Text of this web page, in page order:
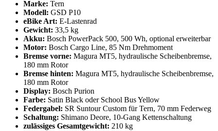
Marke: Tern
Modell: GSD P10
eBike Art: E-Lastenrad
Gewicht: 33,5 kg
Akku: Bosch PowerPack 500, 500 Wh, optional erweiterbar
Motor: Bosch Cargo Line, 85 Nm Drehmoment
Bremse vorne: Magura MT5, hydraulische Scheibenbremse,
180 mm Rotor
Bremse hinten: Magura MT5, hydraulische Scheibenbremse,
180 mm Rotor
Display: Bosch Purion
Farbe: Satin Black oder School Bus Yellow
Federgabel: SR Suntour Custom für Tern, 70 mm Federweg
Schaltung: Shimano Deore, 10-Gang Kettenschaltung
zulässiges Gesamtgewicht: 210 kg